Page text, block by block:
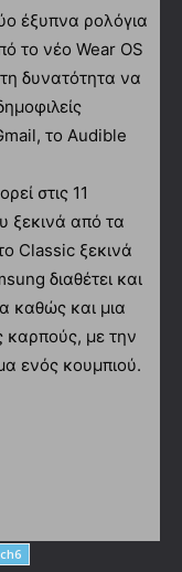
έξυπνα ρολόγια
το νέο Wear OS
δυνατότητα να
το Audible
στις 11
ξεκινά από τα
Classic ξεκινά
διαθέτει και
καθώς και μια
καρπούς, με την
ενός κουμπιού.